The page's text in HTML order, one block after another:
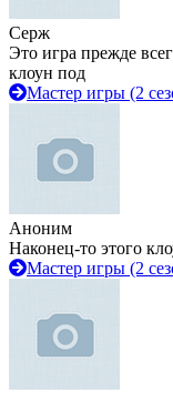
Серж
Это игра прежде
клоун под
Мастер игры (2
Аноним
Наконец-то этого
Мастер игры (2